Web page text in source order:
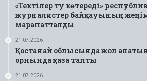
«Тектілер ту көтереді»
журналистер байқауының
марапатталды
21.07.2026
Қостанай облысында жол
орнында қаза тапты
21.07.2026